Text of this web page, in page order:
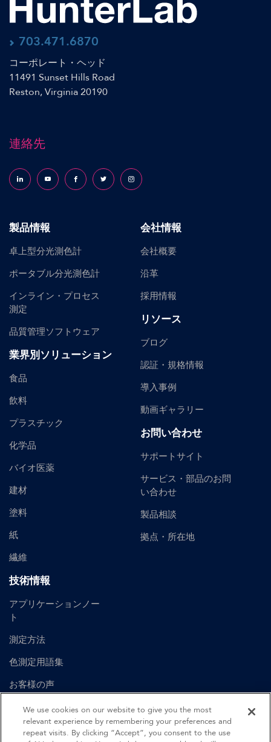
703.471.6870
コーポレート・ヘッド
11491 Sunset Hills Road
Reston, Virginia 20190
連絡先
Follow us on LinkedInFollow us on YouTubeFollow us on Facebook
Follow us on X (formerly Twitter)
Follow us on Instagram
製品情報
卓上型分光測色計
ポータブル分光測色計
インライン・プロセス
測定
品質管理ソフトウェア
業界別ソリューション
食品
飲料
プラスチック
化学品
バイオ医薬
建材
塗料
紙
繊維
技術情報
アプリケーションノー
ト
測定方法
色測定用語集
お客様の声
ユーザーマニュアル
会社情報
会社概要
沿革
採用情報
リソース
ブログ
認証・規格情報
導入事例
動画ギャラリー
お問い合わせ
サポートサイト
サービス・部品のお問
い合わせ
製品相談
拠点・所在地
We use cookies on our website to give you the most
relevant experience by remembering your preferences and
repeat visits. By clicking “Accept”, you consent to the use